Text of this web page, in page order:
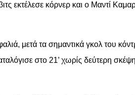
εκτέλεσε κόρνερ και ο Μαντί
μετά τα σημαντικά γκολ του
στο 21’ χωρίς δεύτερη